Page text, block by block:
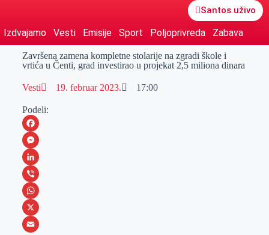
Santos uživo
Izdvajamo Vesti Emisije Sport Poljoprivreda Zabava
Završena zamena kompletne stolarije na zgradi škole i
vrtića u Čenti, grad investirao u projekat 2,5 miliona dinara
Vesti 19. februar 2023. 17:00
Podeli:
F
a
c
e
b
o
M
e
s
s
e
L
i
n
k
V
i
b
W
h
X